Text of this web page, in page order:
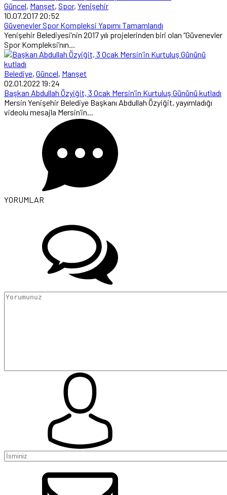
Güncel, Manşet, Spor, Yenişehir
10.07.2017 20:52
Güvenevler Spor Kompleksi Yapımı Tamamlandı
Yenişehir Belediyesi’nin 2017 yılı projelerinden biri olan “Güvenevler
Spor Kompleksi’nın...
Belediye, Güncel, Manşet
02.01.2022 19:24
Başkan Abdullah Özyiğit, 3 Ocak Mersin’in Kurtuluş Gününü kutladı
Mersin Yenişehir Belediye Başkanı Abdullah Özyiğit, yayımladığı
videolu mesajla Mersin’in...
YORUMLAR